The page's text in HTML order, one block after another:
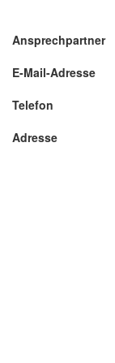
Ansprechpartner
E-Mail-Adresse
Telefon
Adresse